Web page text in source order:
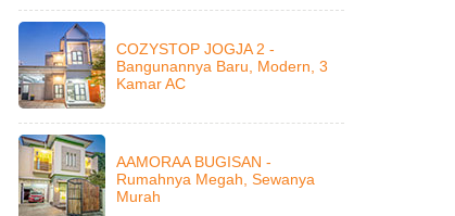
COZYSTOP JOGJA 2 -
Bangunannya Baru, Modern, 3
Kamar AC
AAMORAA BUGISAN -
Rumahnya Megah, Sewanya
Murah